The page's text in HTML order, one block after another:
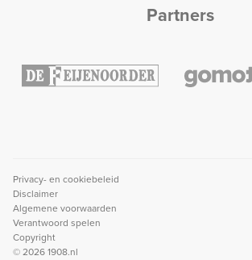
Partners
Privacy- en cookiebeleid
Disclaimer
Algemene voorwaarden
Verantwoord spelen
Copyright
© 2026 1908.nl